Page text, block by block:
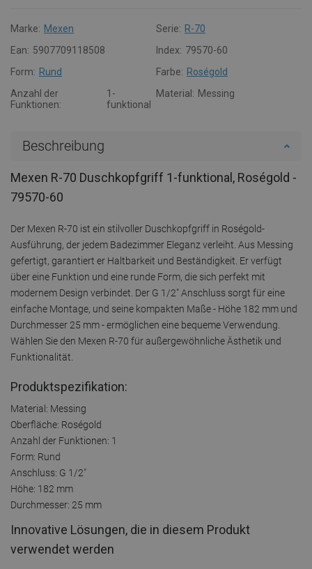
Marke: Mexen Serie: R-70
Ean: 5907709118508 Index: 79570-60
Form: Rund Farbe: Roségold
Anzahl der
Funktionen:
1-
funktional
Material: Messing
Beschreibung
Mexen R-70 Duschkopfgriff 1-funktional, Roségold -
79570-60
Der Mexen R-70 ist ein stilvoller Duschkopfgriff in Roségold-
Ausführung, der jedem Badezimmer Eleganz verleiht. Aus Messing
gefertigt, garantiert er Haltbarkeit und Beständigkeit. Er verfügt
über eine Funktion und eine runde Form, die sich perfekt mit
modernem Design verbindet. Der G 1/2" Anschluss sorgt für eine
einfache Montage, und seine kompakten Maße - Höhe 182 mm und
Durchmesser 25 mm - ermöglichen eine bequeme Verwendung.
Wählen Sie den Mexen R-70 für außergewöhnliche Ästhetik und
Funktionalität.
Produktspezifikation:
Material: Messing
Oberfläche: Roségold
Anzahl der Funktionen: 1
Form: Rund
Anschluss: G 1/2"
Höhe: 182 mm
Durchmesser: 25 mm
Innovative Lösungen, die in diesem Produkt
verwendet werden